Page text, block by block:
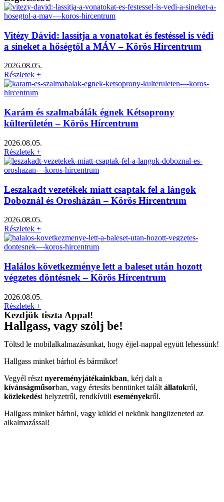
Vitézy Dávid: lassítja a vonatokat és festéssel is védi
a síneket a hőségtől a MÁV – Körös Hírcentrum
2026.08.05.
Részletek +
Karám és szalmabálák égnek Kétsoprony
külterületén – Körös Hírcentrum
2026.08.05.
Részletek +
Leszakadt vezetékek miatt csaptak fel a lángok
Doboznál és Orosházán – Körös Hírcentrum
2026.08.05.
Részletek +
Halálos következménye lett a baleset után hozott
végzetes döntésnek – Körös Hírcentrum
2026.08.05.
Részletek +
Kezdjük tiszta Appal!
Hallgass, vagy szólj be!
Töltsd le mobilalkalmazásunkat, hogy éjjel-nappal együtt lehessünk!
Hallgass minket bárhol és bármikor!
Vegyél részt nyereményjátékainkban, kérj dalt a
kívánságműsorban, vagy értesíts bennünket talált állatokról,
közlekedési helyzetről, rendkívüli eseményekről.
Hallgass minket bárhol, vagy küldd el nekünk hangüzeneted az
alkalmazással!